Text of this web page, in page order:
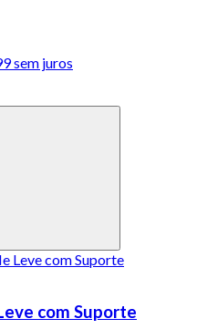
sem juros
com Suporte